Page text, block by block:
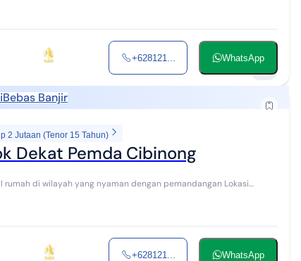
+628121... WhatsApp
Bebas Banjir
2 Jutaan (Tenor 15 Tahun)
Dekat Pemda Cibinong
...
+628121... WhatsApp